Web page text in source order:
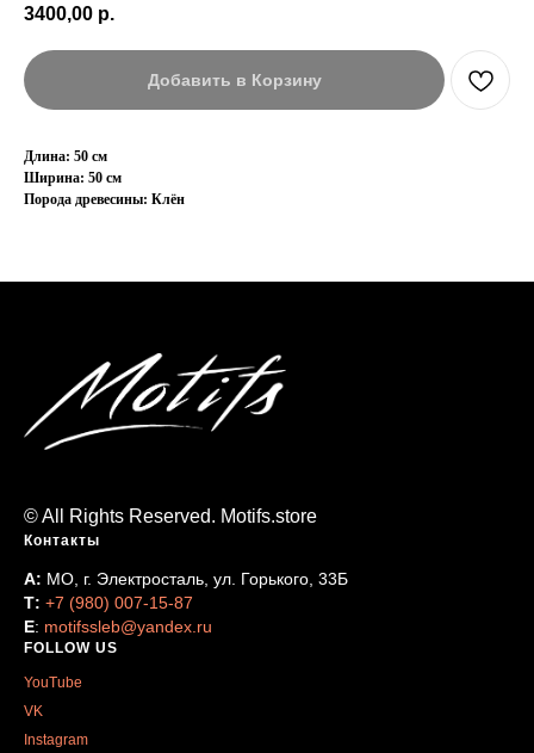
3400,00 р.
Добавить в Корзину
Длина: 50 см
Ширина: 50 см
Порода древесины: Клён
© All Rights Reserved. Motifs.store
Контакты
А: МО, г. Электросталь, ул. Горького, 33Б
Т: +7 (980) 007-15-87
Е: motifssleb@yandex.ru
FOLLOW US
YouTube
VK
Instagram